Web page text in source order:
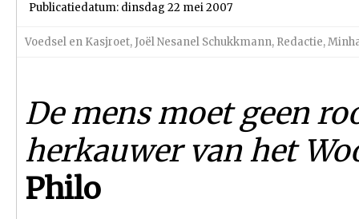
Publicatiedatum: dinsdag 22 mei 2007
Voedsel en Kasjroet, Joël Nesanel Schukkmann, Redactie,
De mens moet geen
herkauwer van het
Philo